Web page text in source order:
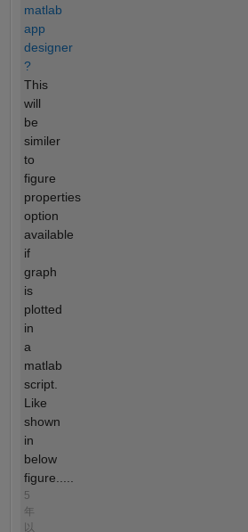
matlab
app
designer
?
This
will
be
similer
to
figure
properties
option
available
if
graph
is
plotted
in
a
matlab
script.
Like
shown
in
below
figure.....
5
年
以